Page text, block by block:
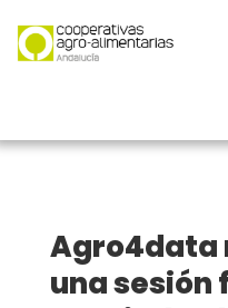
Agro4data
una